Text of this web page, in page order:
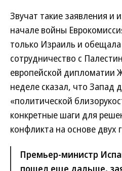
Звучат такие заявления и
начале войны
только Израиль и
сотрудничество с
европейской дипломатии
неделе сказал, что Запад
«политической
конкретные шаги для
конфликта на основе двух
Премьер-министр
пошел еще дальше,